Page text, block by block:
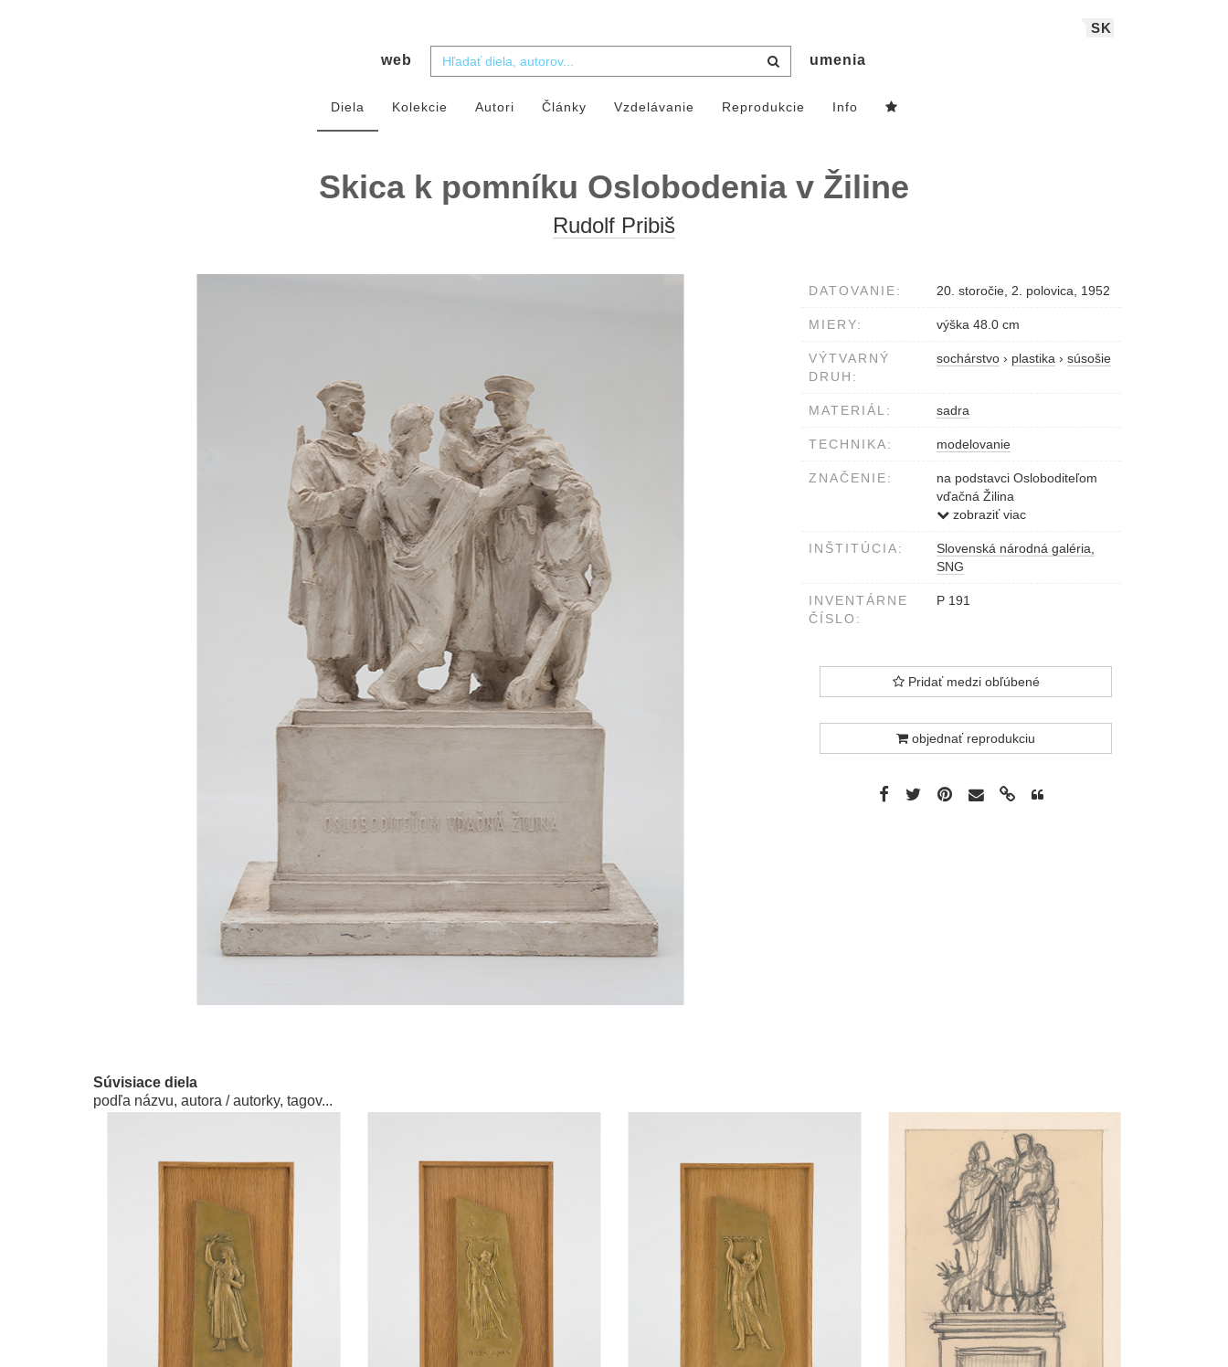
SK
web umenia
Diela Kolekcie Autori Články Vzdelávanie Reprodukcie Info
Skica k pomníku Oslobodenia v Žiline
Rudolf Pribiš
DATOVANIE: 20. storočie, 2. polovica, 1952
MIERY: výška 48.0 cm
VÝTVARNÝ
DRUH:
sochárstvo › plastika › súsošie
MATERIÁL: sadra
TECHNIKA: modelovanie
ZNAČENIE:
na podstavci Osloboditeľom
vďačná Žilina
1952 R.Pribiš
zobraziť viac
INŠTITÚCIA:
Slovenská národná galéria,
SNG
INVENTÁRNE
ČÍSLO:
P 191
Pridať medzi obľúbené
objednať reprodukciu
Súvisiace diela
podľa názvu, autora / autorky, tagov...